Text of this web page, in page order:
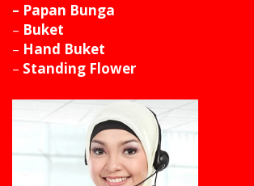
– Papan Bunga
– Buket
– Hand Buket
– Standing Flower